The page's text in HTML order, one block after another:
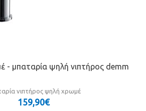
- μπαταρία ψηλή νιπτήρος demm
νιπτήρος ψηλή χρωμέ
159,90€